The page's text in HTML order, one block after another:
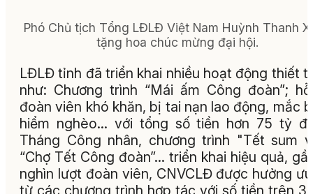
Phó Chủ tịch Tổng LĐLĐ Việt Nam Huỳnh Thanh
tặng hoa chúc mừng đại hội.
LĐLĐ tỉnh đã triển khai nhiều hoạt động thiết
như: Chương trình “Mái ấm Công đoàn”;
đoàn viên khó khăn, bị tai nạn lao động, mắc
hiểm nghèo… với tổng số tiền hơn 75 tỷ
Tháng Công nhân, chương trình "Tết sum
“Chợ Tết Công đoàn”… triển khai hiệu quả,
nghìn lượt đoàn viên, CNVCLĐ được hưởng
từ các chương trình hợp tác với số tiền trên